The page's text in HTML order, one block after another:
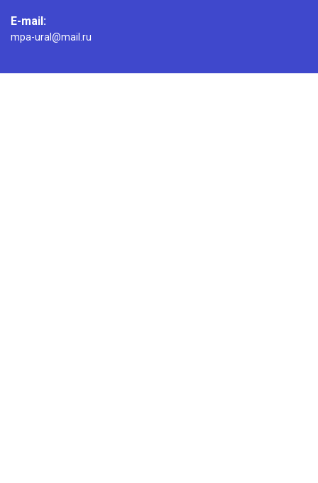
E-mail:
mpa-ural@mail.ru